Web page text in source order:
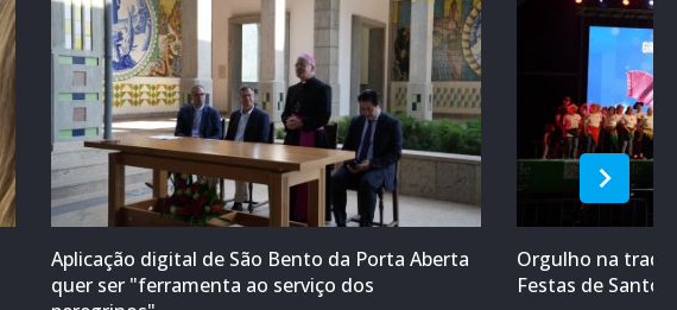
Aplicação digital de São Bento da Porta Aberta
quer ser "ferramenta ao serviço dos
Orgulho na
Festas de Santo